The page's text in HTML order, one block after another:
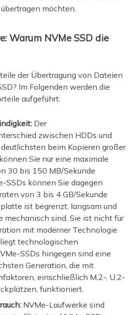
möchten.
Warum NVMe SSD die
der Übertragung von Dateien
Im Folgenden werden die
aufgeführt:
Der
zwischen HDDs und
beim Kopieren großer
Sie nur eine maximale
30 bis 150 MB/Sekunde
SSDs können Sie dagegen
von 3 bis 4 GB/Sekunde
ist begrenzt, langsam und
mechanisch sind. Sie ist nicht für
mit moderner Technologie
technologischen
SSDs hingegen sind eine
Generation, die mit
einschließlich M.2-, U.2-
funktioniert.
NVMe-Laufwerke sind